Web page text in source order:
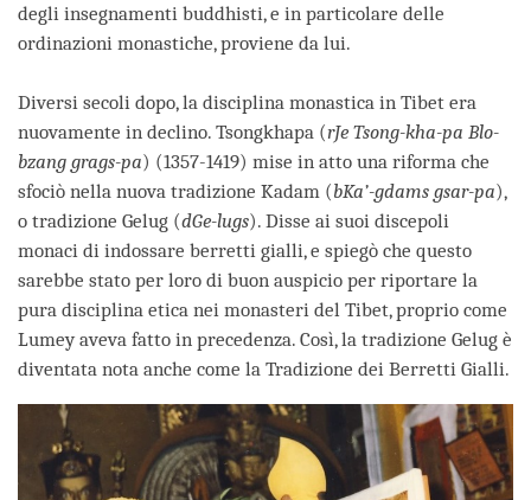
degli insegnamenti buddhisti, e in particolare delle
ordinazioni monastiche, proviene da lui.
Diversi secoli dopo, la disciplina monastica in Tibet era
nuovamente in declino. Tsongkhapa (rJe Tsong-kha-pa Blo-
bzang grags-pa) (1357-1419) mise in atto una riforma che
sfociò nella nuova tradizione Kadam (bKa’-gdams gsar-pa),
o tradizione Gelug (dGe-lugs). Disse ai suoi discepoli
monaci di indossare berretti gialli, e spiegò che questo
sarebbe stato per loro di buon auspicio per riportare la
pura disciplina etica nei monasteri del Tibet, proprio come
Lumey aveva fatto in precedenza. Così, la tradizione Gelug è
diventata nota anche come la Tradizione dei Berretti Gialli.